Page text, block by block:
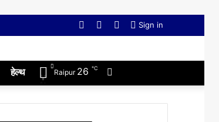
Sign in
YouTube
Twitter
Facebook
हेल्थ Raipur 26 ℃